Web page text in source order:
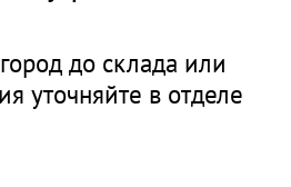
до склада или
уточняйте в отделе